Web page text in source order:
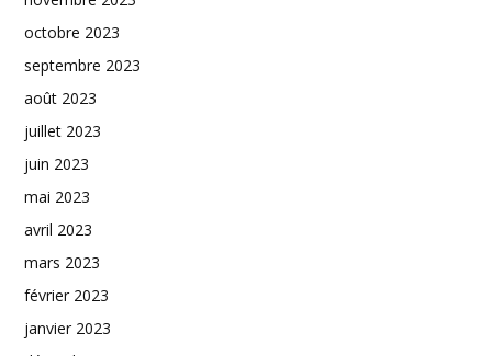
octobre 2023
septembre 2023
août 2023
juillet 2023
juin 2023
mai 2023
avril 2023
mars 2023
février 2023
janvier 2023